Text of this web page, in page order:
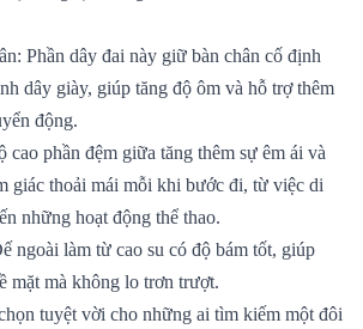
Phần dây đai này giữ bàn chân cố định
dây giày, giúp tăng độ ôm và hỗ trợ thêm
động.
cao phần đệm giữa tăng thêm sự êm ái và
giác thoải mái mỗi khi bước đi, từ việc di
những hoạt động thể thao.
ngoài làm từ cao su có độ bám tốt, giúp
mặt mà không lo trơn trượt.
tuyệt vời cho những ai tìm kiếm một đôi